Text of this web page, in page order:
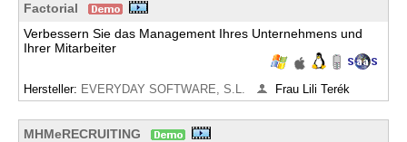
Factorial
Verbessern Sie das Management Ihres Unternehmens und
Ihrer Mitarbeiter
Hersteller: EVERYDAY SOFTWARE, S.L. Frau Lili Terék
MHMeRECRUITING